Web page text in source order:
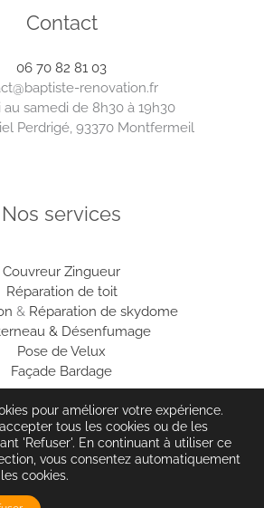
Contact
06 70 82 81 03
renovation.fr
au samedi de 8h30 à 19h30
Perdrigé, 93370 Montfermeil
Nos services
Couvreur Zingueur
Réparation de toit
& Réparation de skydome
& Désenfumage
Pose de Velux
Façade Bardage
Digital | Tous droits réservés
Mentions légales
pour améliorer votre expérience.
tous les cookies ou de les
'Refuser'. En continuant à utiliser ce
vous consentez automatiquement
cookies.